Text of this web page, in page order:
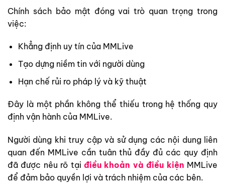
Chính sách bảo mật đóng vai trò quan trọng trong
việc:
Khẳng định uy tín của MMLive
Tạo dựng niềm tin với người dùng
Hạn chế rủi ro pháp lý và kỹ thuật
Đây là một phần không thể thiếu trong hệ thống quy
định vận hành của MMLive.
Người dùng khi truy cập và sử dụng các nội dung liên
quan đến MMLive cần tuân thủ đầy đủ các quy định
đã được nêu rõ tại điều khoản và điều kiện MMLive
để đảm bảo quyền lợi và trách nhiệm của các bên.